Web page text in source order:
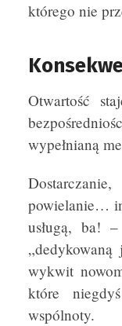
którego nie
Otwartość
wypełnianą
powielanie…
usługą, ba!
wykwit
które
wspólnoty.